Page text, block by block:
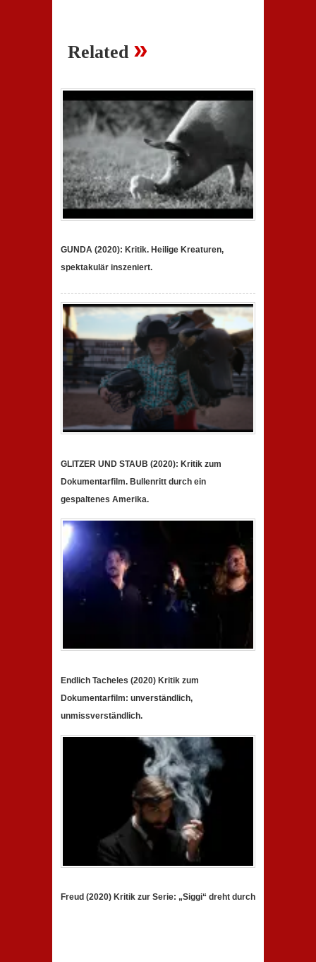
Related »
GUNDA (2020): Kritik. Heilige Kreaturen,
spektakulär inszeniert.
GLITZER UND STAUB (2020): Kritik zum
Dokumentarfilm. Bullenritt durch ein
gespaltenes Amerika.
Endlich Tacheles (2020) Kritik zum
Dokumentarfilm: unverständlich,
unmissverständlich.
Freud (2020) Kritik zur Serie: „Siggi“ dreht durch